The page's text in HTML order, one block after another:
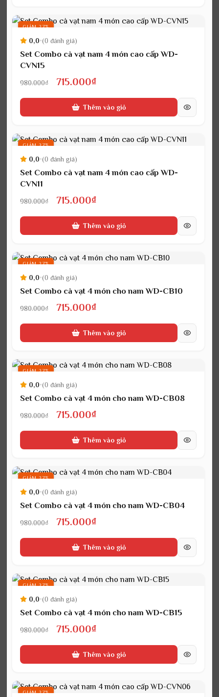
715.000₫.
GIẢM 27%
0,0•(0 đánh giá)
Set Combo cà vạt nam 4 món cao cấp WD-
CVN15
980.000₫
Giá
gốc
715.000₫Giá
hiện
tại
715.000₫.
Thêm vào giỏ
GIẢM 27%
0,0•(0 đánh giá)
Set Combo cà vạt nam 4 món cao cấp WD-
CVN11
980.000₫
Giá
gốc
715.000₫Giá
hiện
tại
715.000₫.
Thêm vào giỏ
GIẢM 27%
0,0•(0 đánh giá)
Set Combo cà vạt 4 món cho nam WD-CB10
980.000₫
Giá
gốc
715.000₫Giá
hiện
tại
715.000₫.
Thêm vào giỏ
GIẢM 27%
0,0•(0 đánh giá)
Set Combo cà vạt 4 món cho nam WD-CB08
980.000₫
Giá
gốc
715.000₫Giá
hiện
tại
715.000₫.
Thêm vào giỏ
GIẢM 27%
0,0•(0 đánh giá)
Set Combo cà vạt 4 món cho nam WD-CB04
980.000₫
Giá
gốc
715.000₫Giá
hiện
tại
715.000₫.
Thêm vào giỏ
GIẢM 27%
0,0•(0 đánh giá)
Set Combo cà vạt 4 món cho nam WD-CB15
980.000₫
Giá
gốc
715.000₫Giá
hiện
tại
715.000₫.
Thêm vào giỏ
GIẢM 27%